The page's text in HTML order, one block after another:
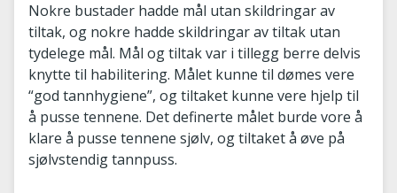
Nokre bustader hadde mål utan skildringar av
tiltak, og nokre hadde skildringar av tiltak utan
tydelege mål. Mål og tiltak var i tillegg berre delvis
knytte til habilitering. Målet kunne til dømes vere
“god tannhygiene”, og tiltaket kunne vere hjelp til
å pusse tennene. Det definerte målet burde vore å
klare å pusse tennene sjølv, og tiltaket å øve på
sjølvstendig tannpuss.